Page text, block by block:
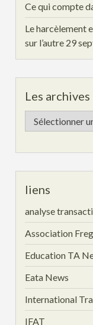
Ce qui compte
Le harcèlement
sur l’autre 29
Les archives
Les
archives
liens
analyse
Association
Education TA
Eata News
International
IFAT